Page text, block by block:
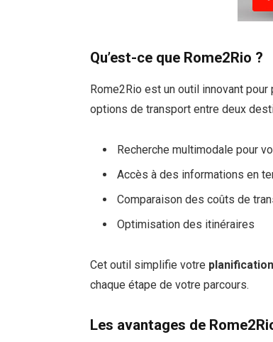
Qu’est-ce que Rome2Rio ?
Rome2Rio est un outil innovant
options de transport entre deux
Recherche multimodale pour
Accès à des informations en
Comparaison des coûts de
Optimisation des itinéraires
Cet outil simplifie votre
chaque étape de votre parcours.
Les avantages de